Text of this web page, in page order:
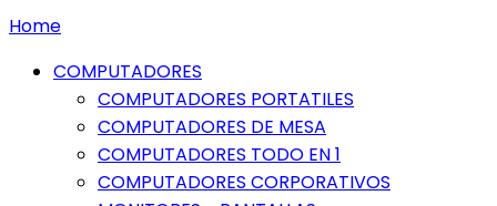
Home
COMPUTADORES
COMPUTADORES PORTATILES
COMPUTADORES DE MESA
COMPUTADORES TODO EN 1
COMPUTADORES CORPORATIVOS